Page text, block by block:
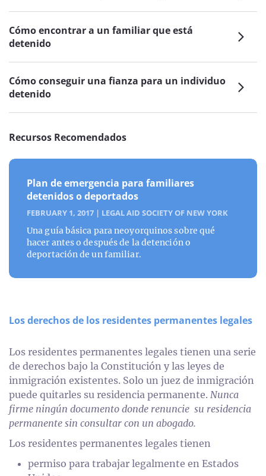
Cómo encontrar a un familiar que está
detenido
Cómo conseguir una fianza para un individuo
detenido
Recursos Recomendados
Plan de emergencia para familiares
detenidos o deportados
FEBRUARY 1, 2017 | LEGAL AID SOCIETY OF NEW YORK
Una guía básica para neoyorquinos sobre qué
hacer antes o después de la detención o
deportación de un familiar.
Los derechos de los residentes permanentes legales
Los residentes permanentes legales tienen una serie
de derechos bajo la Constitución y las leyes de
inmigración existentes. Solo un juez de inmigración
puede quitarles su residencia permanente. Nunca
firme ningún documento donde renuncie su residencia
permanente sin consultar con un abogado.
Los residentes permanentes legales tienen
permiso para trabajar legalmente en Estados